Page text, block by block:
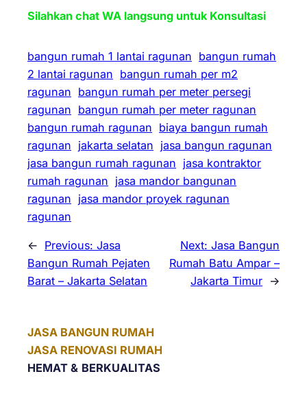
Silahkan chat WA langsung untuk Konsultasi
bangun rumah 1 lantai ragunan bangun rumah
2 lantai ragunan bangun rumah per m2
ragunan bangun rumah per meter persegi
ragunan bangun rumah per meter ragunan
bangun rumah ragunan biaya bangun rumah
ragunan jakarta selatan jasa bangun ragunan
jasa bangun rumah ragunan jasa kontraktor
rumah ragunan jasa mandor bangunan
ragunan jasa mandor proyek ragunan
ragunan
← Previous: Jasa
Bangun Rumah Pejaten
Barat – Jakarta Selatan
Next: Jasa Bangun
Rumah Batu Ampar –
Jakarta Timur →
JASA BANGUN RUMAH
JASA RENOVASI RUMAH
HEMAT & BERKUALITAS